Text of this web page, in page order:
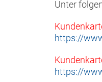
Unter
https://
https://